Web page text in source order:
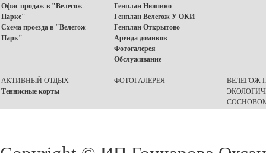
Офис продаж в "Велегож-
Парке"
Схема проезда в "Велегож-
Парк"
Генплан Нюшино
Генплан Велегож У ОКИ
Генплан Открытово
Аренда домиков
Фотогалерея
Обслуживание
АКТИВНЫЙ ОТДЫХ
Теннисные корты
ФОТОГАЛЕРЕЯ
ВЕЛЕГОЖ